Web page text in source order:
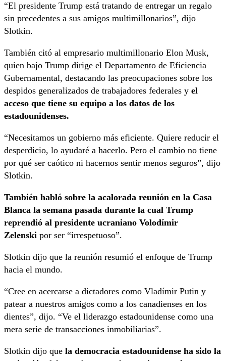
“El presidente Trump está tratando de entregar un regalo
sin precedentes a sus amigos multimillonarios”, dijo
Slotkin.
También citó al empresario multimillonario Elon Musk,
quien bajo Trump dirige el Departamento de Eficiencia
Gubernamental, destacando las preocupaciones sobre los
despidos generalizados de trabajadores federales y el
acceso que tiene su equipo a los datos de los
estadounidenses.
“Necesitamos un gobierno más eficiente. Quiere reducir el
desperdicio, lo ayudaré a hacerlo. Pero el cambio no tiene
por qué ser caótico ni hacernos sentir menos seguros”, dijo
Slotkin.
También habló sobre la acalorada reunión en la Casa
Blanca la semana pasada durante la cual Trump
reprendió al presidente ucraniano Volodímir
Zelenski por ser “irrespetuoso”.
Slotkin dijo que la reunión resumió el enfoque de Trump
hacia el mundo.
“Cree en acercarse a dictadores como Vladímir Putin y
patear a nuestros amigos como a los canadienses en los
dientes”, dijo. “Ve el liderazgo estadounidense como una
mera serie de transacciones inmobiliarias”.
Slotkin dijo que la democracia estadounidense ha sido la